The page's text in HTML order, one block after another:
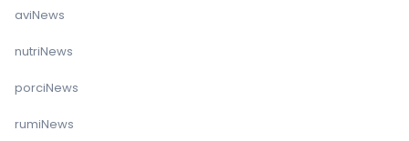
aviNews
nutriNews
porciNews
rumiNews